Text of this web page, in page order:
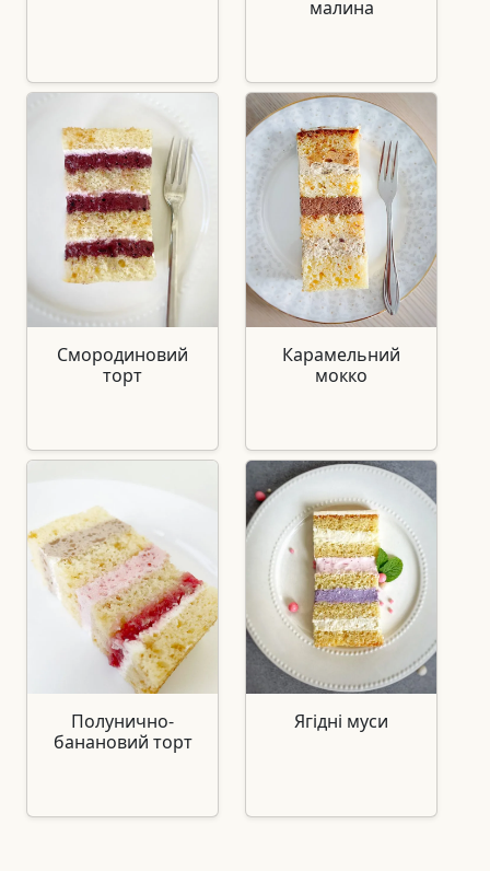
малина
Смородиновий
торт
Карамельний
мокко
Полунично-
банановий торт
Ягідні муси